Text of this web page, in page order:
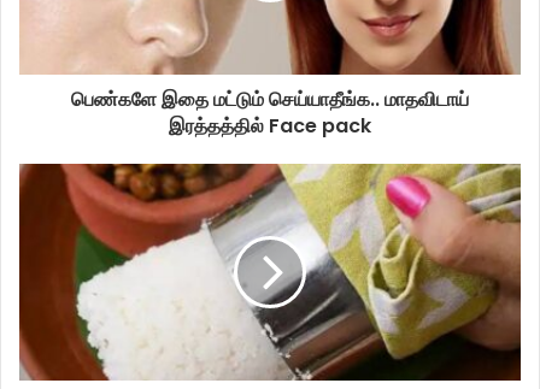
பெண்களே இதை மட்டும் செய்யாதீங்க.. மாதவிடாய்
இரத்தத்தில் Face pack